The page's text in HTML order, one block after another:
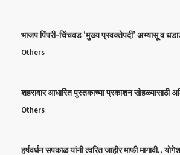
भाजप पिंपरी-चिंचवड ‘मुख्य प्रवक्तेपदी’ अभ्यासू व
Others
शहरावार आधारित पुस्तकाच्या प्रकाशन सोहळ्यासाठी
Others
हर्षवर्धन सपकाळ यांनी त्वरित जाहीर माफी मागावी..